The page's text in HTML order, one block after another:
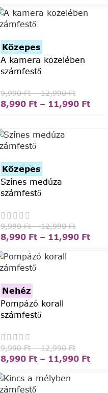
Közepes
A kamera közelében
számfestő
9,990Ft – 12,990Ft
8,990 Ft – 11,990 Ft
Közepes
Színes medúza
számfestő
9,990Ft – 12,990Ft
8,990 Ft – 11,990 Ft
Nehéz
Pompázó korall
számfestő
9,990Ft – 12,990Ft
8,990 Ft – 11,990 Ft